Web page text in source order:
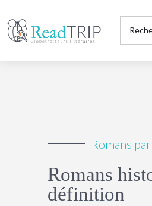
Romans
Romans
définition